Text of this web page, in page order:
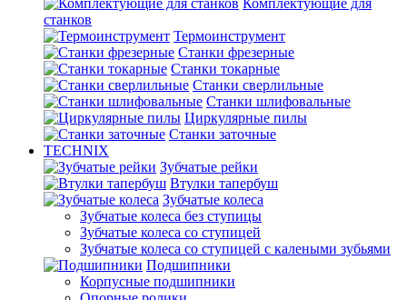
Комплектующие для
станков
Термоинструмент
Станки фрезерные
Станки токарные
Станки сверлильные
Станки шлифовальные
Циркулярные пилы
Станки заточные
TECHNIX
Зубчатые рейки
Втулки тапербуш
Зубчатые колеса
Зубчатые колеса без ступицы
Зубчатые колеса со ступицей
Зубчатые колеса со ступицей с калеными зубьями
Подшипники
Корпусные подшипники